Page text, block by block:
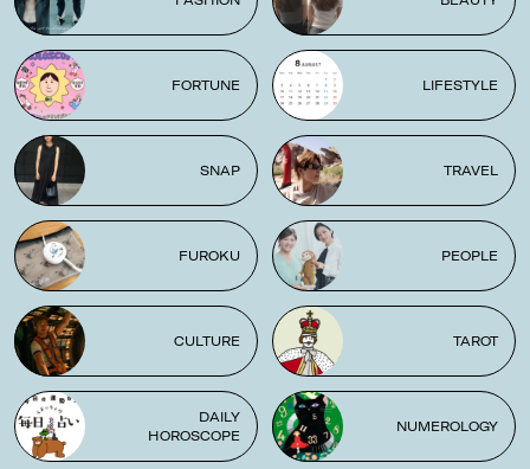
FORTUNE LIFESTYLE
SNAP TRAVEL
FUROKU PEOPLE
CULTURE TAROT
DAILY
HOROSCOPE
NUMEROLOGY